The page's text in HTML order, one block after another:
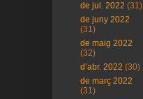
de jul. 2022 (31)
de juny 2022
(31)
de maig 2022
(32)
d’abr. 2022 (30)
de març 2022
(31)